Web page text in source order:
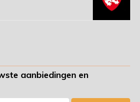
aanbiedingen en